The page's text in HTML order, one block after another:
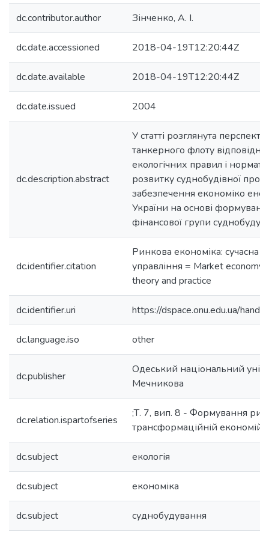
dc.contributor.author Зінченко, А. І.
dc.date.accessioned 2018-04-19T12:20:44Z
dc.date.available 2018-04-19T12:20:44Z
dc.date.issued 2004
dc.description.abstract
У статті розглянута
танкерного флоту
екологічних правил і
розвитку суднобудівної
забезпечення економіко
України на основі
фінансової групи
dc.identifier.citation
Ринкова економіка: сучасна
управління = Market
theory and practice
dc.identifier.uri https://dspace.onu.edu.ua/
dc.language.iso other
dc.publisher
Одеський національний
Мечникова
dc.relation.ispartofseries
;Т. 7, вип. 8 - Формування
трансформаційній економійі
dc.subject екологія
dc.subject економіка
dc.subject суднобудування